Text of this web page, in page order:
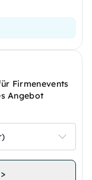
Firmenevents
Angebot
>